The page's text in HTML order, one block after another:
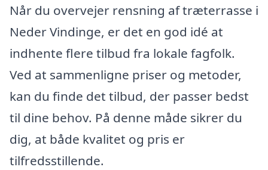
Når du overvejer rensning af træterrasse i
Neder Vindinge, er det en god idé at
indhente flere tilbud fra lokale fagfolk.
Ved at sammenligne priser og metoder,
kan du finde det tilbud, der passer bedst
til dine behov. På denne måde sikrer du
dig, at både kvalitet og pris er
tilfredsstillende.